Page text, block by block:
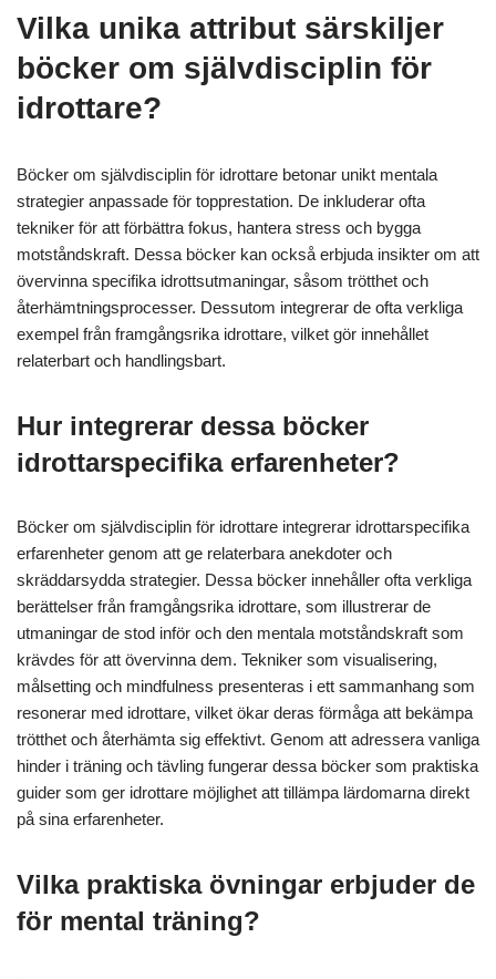
Vilka unika attribut särskiljer
böcker om självdisciplin för
idrottare?
Böcker om självdisciplin för idrottare betonar unikt mentala
strategier anpassade för topprestation. De inkluderar ofta
tekniker för att förbättra fokus, hantera stress och bygga
motståndskraft. Dessa böcker kan också erbjuda insikter om att
övervinna specifika idrottsutmaningar, såsom trötthet och
återhämtningsprocesser. Dessutom integrerar de ofta verkliga
exempel från framgångsrika idrottare, vilket gör innehållet
relaterbart och handlingsbart.
Hur integrerar dessa böcker
idrottarspecifika erfarenheter?
Böcker om självdisciplin för idrottare integrerar idrottarspecifika
erfarenheter genom att ge relaterbara anekdoter och
skräddarsydda strategier. Dessa böcker innehåller ofta verkliga
berättelser från framgångsrika idrottare, som illustrerar de
utmaningar de stod inför och den mentala motståndskraft som
krävdes för att övervinna dem. Tekniker som visualisering,
målsetting och mindfulness presenteras i ett sammanhang som
resonerar med idrottare, vilket ökar deras förmåga att bekämpa
trötthet och återhämta sig effektivt. Genom att adressera vanliga
hinder i träning och tävling fungerar dessa böcker som praktiska
guider som ger idrottare möjlighet att tillämpa lärdomarna direkt
på sina erfarenheter.
Vilka praktiska övningar erbjuder de
för mental träning?